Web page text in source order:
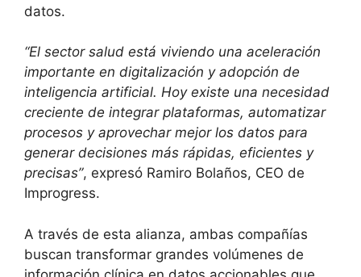
datos.
“El sector salud está viviendo una aceleración
importante en digitalización y adopción de
inteligencia artificial. Hoy existe una necesidad
creciente de integrar plataformas, automatizar
procesos y aprovechar mejor los datos para
generar decisiones más rápidas, eficientes y
precisas”, expresó Ramiro Bolaños, CEO de
Improgress.
A través de esta alianza, ambas compañías
buscan transformar grandes volúmenes de